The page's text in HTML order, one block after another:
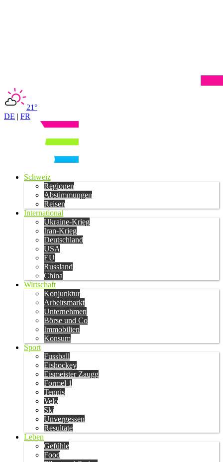
21°
DE | FR
Schweiz
Regionen
Abstimmungen
Reisen
International
Ukraine-Krieg
Iran-Krieg
Deutschland
USA
EU
Russland
China
Wirtschaft
Konjunktur
Arbeitsmarkt
Unternehmen
Börse und Co
Immobilien
Konsum
Sport
Fussball
Eishockey
Eismeister Zaugg
Formel 1
Tennis
Velo
Ski
Unvergessen
Resultate
Leben
Gefühle
Food